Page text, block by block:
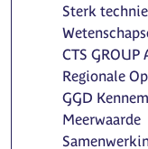
Sterk
CTS GROUP
Regionale
GGD
Meerwaarde